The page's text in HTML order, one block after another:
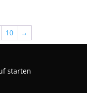
10 →
starten